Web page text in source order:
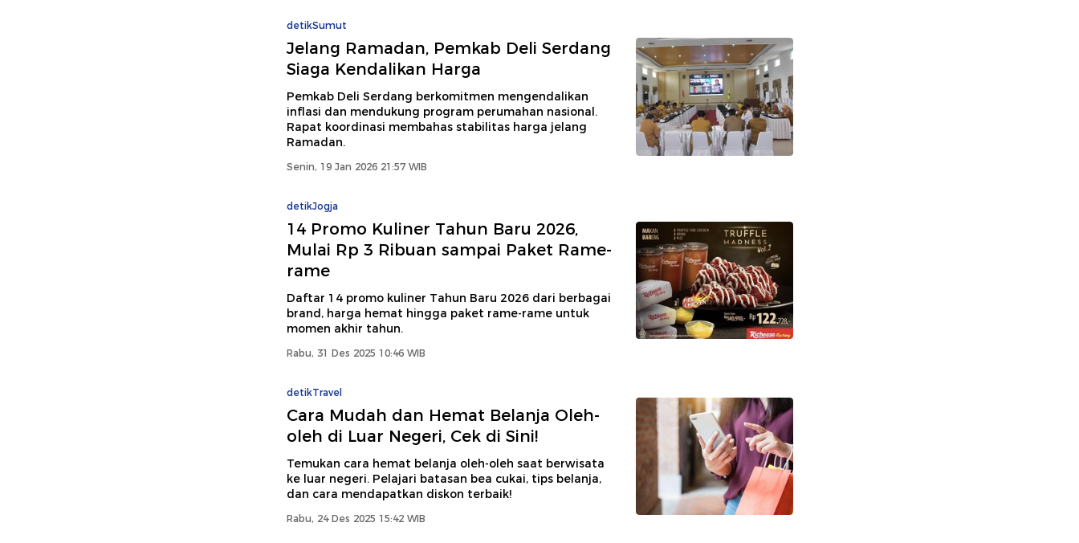
detikSumut
Jelang Ramadan, Pemkab Deli Serdang
Siaga Kendalikan Harga
Pemkab Deli Serdang berkomitmen mengendalikan
inflasi dan mendukung program perumahan nasional.
Rapat koordinasi membahas stabilitas harga jelang
Ramadan.
Senin, 19 Jan 2026 21:57 WIB
detikJogja
14 Promo Kuliner Tahun Baru 2026,
Mulai Rp 3 Ribuan sampai Paket Rame-
rame
Daftar 14 promo kuliner Tahun Baru 2026 dari berbagai
brand, harga hemat hingga paket rame-rame untuk
momen akhir tahun.
Rabu, 31 Des 2025 10:46 WIB
detikTravel
Cara Mudah dan Hemat Belanja Oleh-
oleh di Luar Negeri, Cek di Sini!
Temukan cara hemat belanja oleh-oleh saat berwisata
ke luar negeri. Pelajari batasan bea cukai, tips belanja,
dan cara mendapatkan diskon terbaik!
Rabu, 24 Des 2025 15:42 WIB